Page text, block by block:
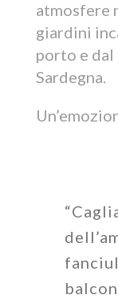
atmosfere
giardini
porto e
Sardegna.